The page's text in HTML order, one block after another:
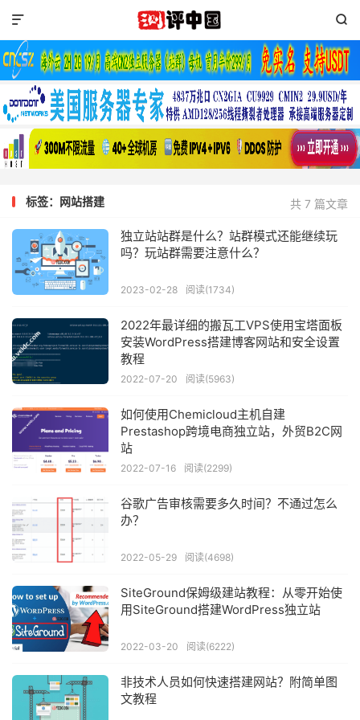


共 7 篇文章
标签：网站搭建
独立站站群是什么？站群模式还能继续玩
吗？玩站群需要注意什么？
2023-02-28 阅读(1734)
2022年最详细的搬瓦工VPS使用宝塔面板
安装WordPress搭建博客网站和安全设置
教程
2022-07-20 阅读(5963)
如何使用Chemicloud主机自建
Prestashop跨境电商独立站，外贸B2C网
站
2022-07-16 阅读(2299)
谷歌广告审核需要多久时间？不通过怎么
办？
2022-05-29 阅读(4698)
SiteGround保姆级建站教程：从零开始使
用SiteGround搭建WordPress独立站
2022-03-20 阅读(6222)
非技术人员如何快速搭建网站？附简单图
文教程